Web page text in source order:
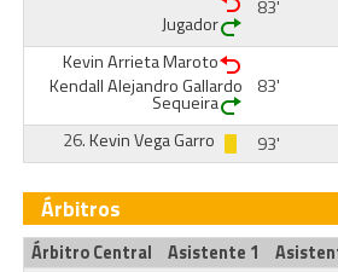
Jugador
83'
Kevin Arrieta Maroto
Kendall Alejandro Gallardo
Sequeira
83'
26.Kevin Vega Garro 93'
Árbitros
Árbitro Central Asistente 1